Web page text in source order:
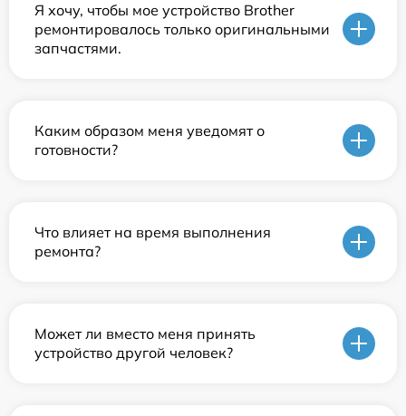
Я хочу, чтобы мое устройство Brother
ремонтировалось только оригинальными
запчастями.
Каким образом меня уведомят о
готовности?
Что влияет на время выполнения
ремонта?
Может ли вместо меня принять
устройство другой человек?